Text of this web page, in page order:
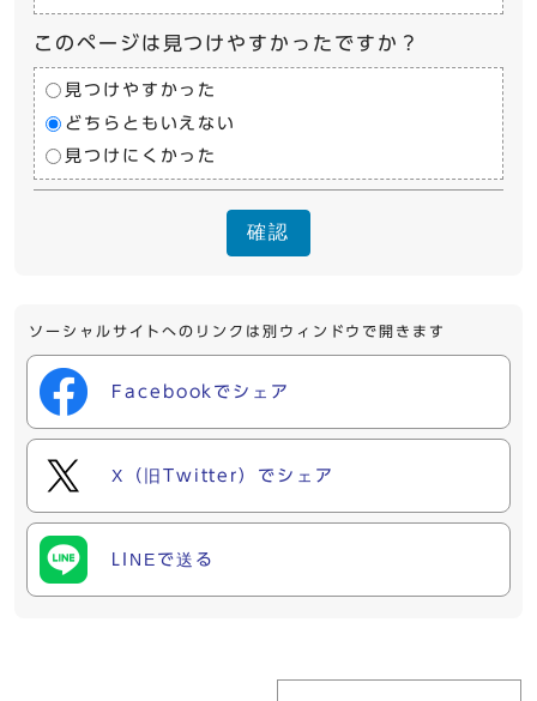
このページは見つけやすかったですか？
見つけやすかった
どちらともいえない
見つけにくかった
確認
ソーシャルサイトへのリンクは別ウィンドウで開きます
Facebookでシェア
X（旧Twitter）でシェア
LINEで送る